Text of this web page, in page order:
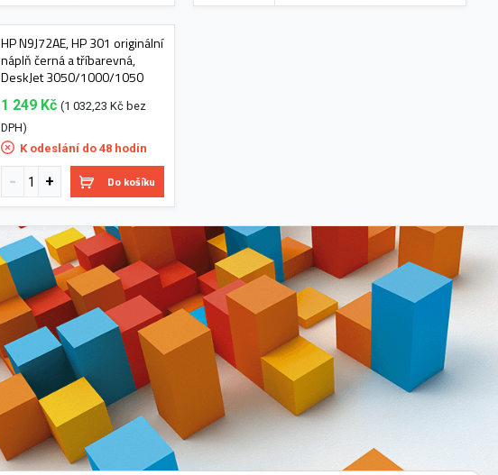
HP N9J72AE, HP 301 originální
náplň černá a tříbarevná,
DeskJet 3050/1000/1050
1 249 Kč (1 032,23 Kč bez
DPH)
K odeslání do 48 hodin
Do košíku